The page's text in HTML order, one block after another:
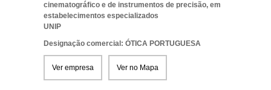
cinematográfico e de instrumentos de precisão, em
estabelecimentos especializados
UNIP
Designação comercial: ÓTICA PORTUGUESA
Ver empresa Ver no Mapa